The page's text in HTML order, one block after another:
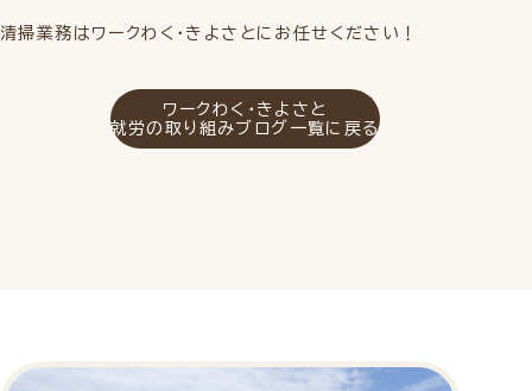
清掃業務はワークわく・きよさとにお任せください！
ワークわく・きよさと
就労の取り組みブログ一覧に戻る